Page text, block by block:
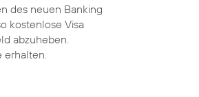
des neuen Banking
kostenlose Visa
abzuheben.
erhalten.